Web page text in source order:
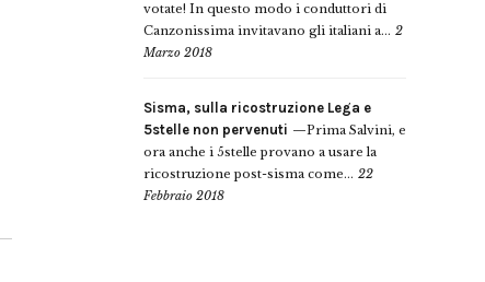
votate! In questo modo i conduttori di
Canzonissima invitavano gli italiani a... 2
Marzo 2018
Sisma, sulla ricostruzione Lega e
5stelle non pervenuti
Prima Salvini, e
ora anche i 5stelle provano a usare la
ricostruzione post-sisma come... 22
Febbraio 2018